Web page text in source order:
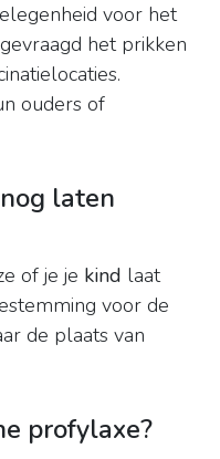
voor het
het prikken
ouders of
laten
of je je kind laat
voor de
de plaats van
profylaxe?